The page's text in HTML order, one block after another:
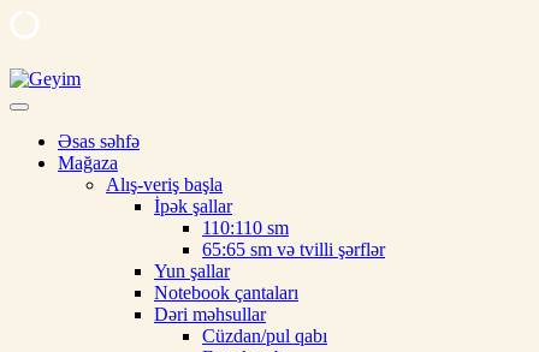
Skip
to
üçün şalƏsas səhfə
Mağaza
Alış-veriş başla
İpək şallar
110:110 sm
65:65 sm və tvilli şərflər
Yun şallar
Notebook çantaları
Dəri məhsullar
Cüzdan/pul qabı